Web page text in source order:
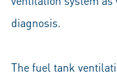
diagnosis.
The fuel tank